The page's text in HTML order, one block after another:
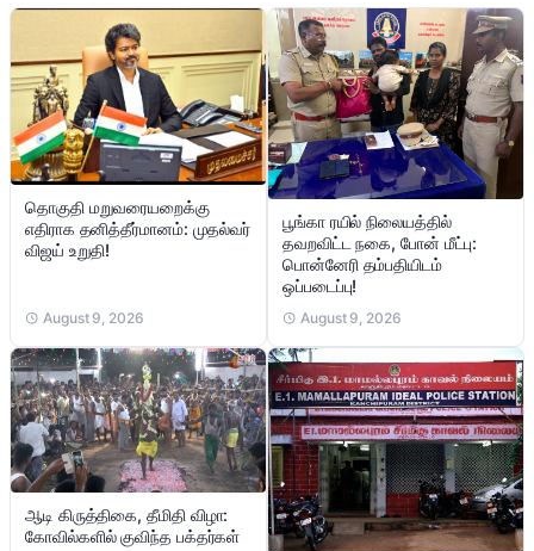
தொகுதி மறுவரையறைக்கு
எதிராக தனித்தீர்மானம்: முதல்வர்
விஜய் உறுதி!
August 9, 2026
பூங்கா ரயில் நிலையத்தில்
தவறவிட்ட நகை, போன் மீட்பு:
பொன்னேரி தம்பதியிடம்
ஒப்படைப்பு!
August 9, 2026
ஆடி கிருத்திகை, தீமிதி விழா:
கோவில்களில் குவிந்த பக்தர்கள்